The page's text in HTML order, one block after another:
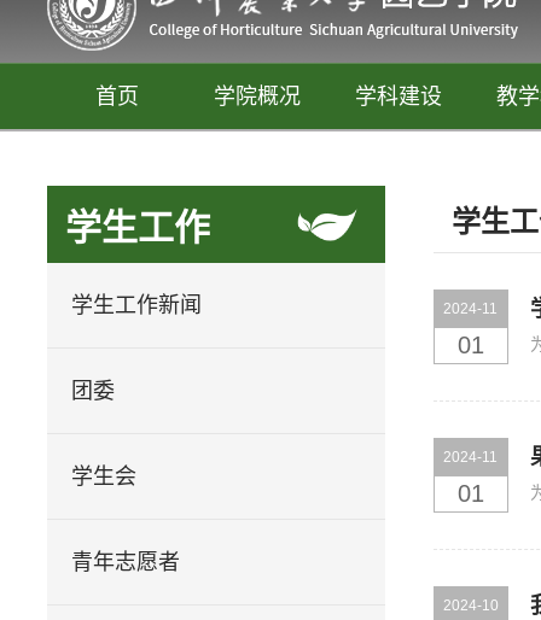
释放你的生活创意
首页 学院概况 学科建设 教
学生工作
学生工作新闻
团委
学生会
青年志愿者
学生
2024-11
01
2024-11
01
2024-10